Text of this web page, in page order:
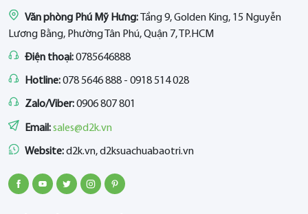
Văn phòng Phú Mỹ Hưng:Tầng 9, Golden King, 15 Nguyễn
Lương Bằng, Phường Tân Phú, Quận 7, TP.HCM
Điện thoại:0785646888
Hotline:078 5646 888 - 0918 514 028
Zalo/Viber:0906 807 801
Email:sales@d2k.vn
Website:d2k.vn, d2ksuachuabaotri.vn